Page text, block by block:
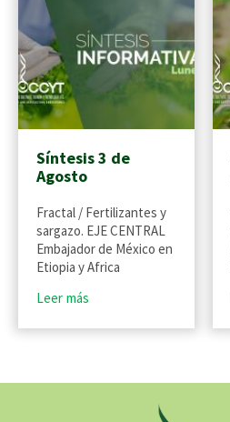
Síntesis 3 de
Agosto
Fractal / Fertilizantes y
sargazo. EJE CENTRAL
Embajador de México en
Etiopia y Africa
Leer más